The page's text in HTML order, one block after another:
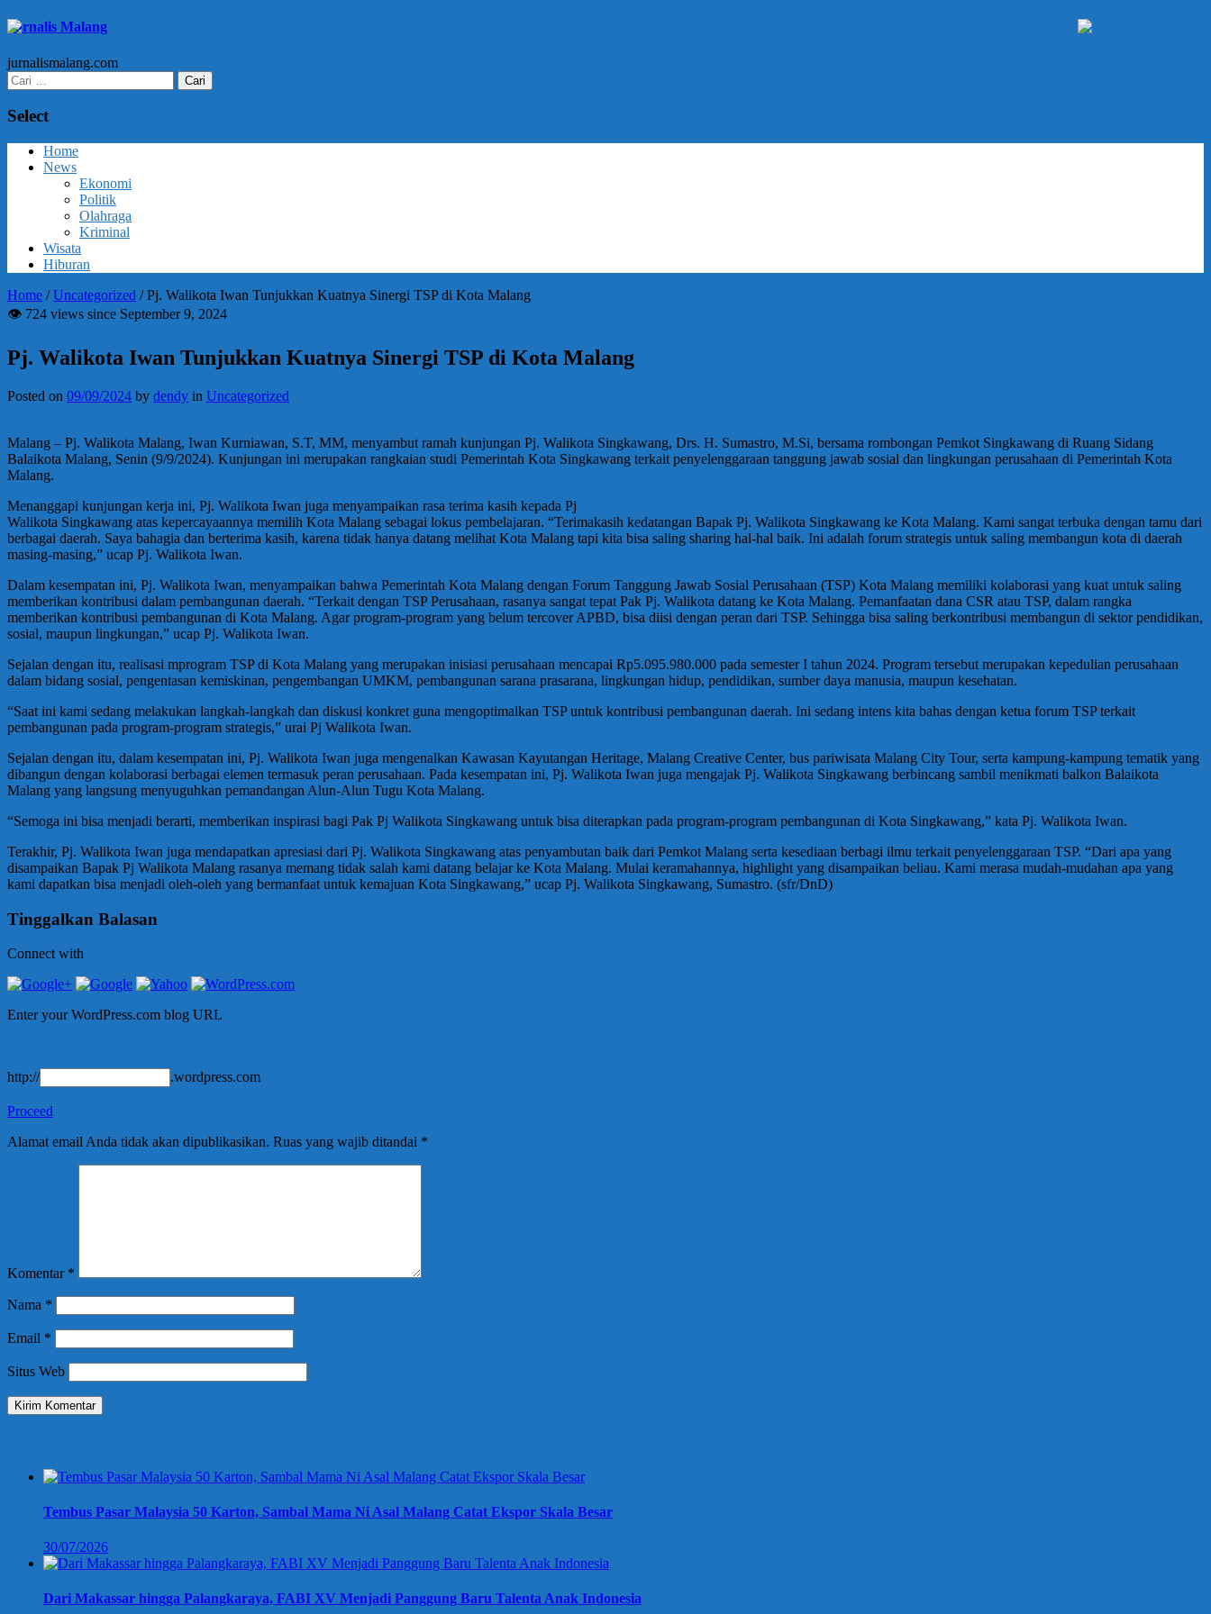
Jurnalis Malang
jurnalismalang.com
Cari
untuk:
Select
Home
News
Ekonomi
Politik
Olahraga
Kriminal
Wisata
Hiburan
Home /Uncategorized /Pj. Walikota Iwan Tunjukkan Kuatnya Sinergi TSP di Kota Malang
👁 724 views since September 9, 2024
Pj. Walikota Iwan Tunjukkan Kuatnya Sinergi TSP di Kota Malang
Posted on 09/09/2024 by dendy in Uncategorized
Malang – Pj. Walikota Malang, Iwan Kurniawan, S.T, MM, menyambut ramah kunjungan Pj. Walikota Singkawang, Drs. H. Sumastro, M.Si, bersama rombongan Pemkot Singkawang di Ruang Sidang
Balaikota Malang, Senin (9/9/2024). Kunjungan ini merupakan rangkaian studi Pemerintah Kota Singkawang terkait penyelenggaraan tanggung jawab sosial dan lingkungan perusahaan di Pemerintah Kota
Malang.
Menanggapi kunjungan kerja ini, Pj. Walikota Iwan juga menyampaikan rasa terima kasih kepada Pj
Walikota Singkawang atas kepercayaannya memilih Kota Malang sebagai lokus pembelajaran. “Terimakasih kedatangan Bapak Pj. Walikota Singkawang ke Kota Malang. Kami sangat terbuka dengan tamu dari
berbagai daerah. Saya bahagia dan berterima kasih, karena tidak hanya datang melihat Kota Malang tapi kita bisa saling sharing hal-hal baik. Ini adalah forum strategis untuk saling membangun kota di daerah
masing-masing,” ucap Pj. Walikota Iwan.
Dalam kesempatan ini, Pj. Walikota Iwan, menyampaikan bahwa Pemerintah Kota Malang dengan Forum Tanggung Jawab Sosial Perusahaan (TSP) Kota Malang memiliki kolaborasi yang kuat untuk saling
memberikan kontribusi dalam pembangunan daerah. “Terkait dengan TSP Perusahaan, rasanya sangat tepat Pak Pj. Walikota datang ke Kota Malang. Pemanfaatan dana CSR atau TSP, dalam rangka
memberikan kontribusi pembangunan di Kota Malang. Agar program-program yang belum tercover APBD, bisa diisi dengan peran dari TSP. Sehingga bisa saling berkontribusi membangun di sektor pendidikan,
sosial, maupun lingkungan,” ucap Pj. Walikota Iwan.
Sejalan dengan itu, realisasi mprogram TSP di Kota Malang yang merupakan inisiasi perusahaan mencapai Rp5.095.980.000 pada semester I tahun 2024. Program tersebut merupakan kepedulian perusahaan
dalam bidang sosial, pengentasan kemiskinan, pengembangan UMKM, pembangunan sarana prasarana, lingkungan hidup, pendidikan, sumber daya manusia, maupun kesehatan.
“Saat ini kami sedang melakukan langkah-langkah dan diskusi konkret guna mengoptimalkan TSP untuk kontribusi pembangunan daerah. Ini sedang intens kita bahas dengan ketua forum TSP terkait
pembangunan pada program-program strategis,” urai Pj Walikota Iwan.
Sejalan dengan itu, dalam kesempatan ini, Pj. Walikota Iwan juga mengenalkan Kawasan Kayutangan Heritage, Malang Creative Center, bus pariwisata Malang City Tour, serta kampung-kampung tematik yang
dibangun dengan kolaborasi berbagai elemen termasuk peran perusahaan. Pada kesempatan ini, Pj. Walikota Iwan juga mengajak Pj. Walikota Singkawang berbincang sambil menikmati balkon Balaikota
Malang yang langsung menyuguhkan pemandangan Alun-Alun Tugu Kota Malang.
“Semoga ini bisa menjadi berarti, memberikan inspirasi bagi Pak Pj Walikota Singkawang untuk bisa diterapkan pada program-program pembangunan di Kota Singkawang,” kata Pj. Walikota Iwan.
Terakhir, Pj. Walikota Iwan juga mendapatkan apresiasi dari Pj. Walikota Singkawang atas penyambutan baik dari Pemkot Malang serta kesediaan berbagi ilmu terkait penyelenggaraan TSP. “Dari apa yang
disampaikan Bapak Pj Walikota Malang rasanya memang tidak salah kami datang belajar ke Kota Malang. Mulai keramahannya, highlight yang disampaikan beliau. Kami merasa mudah-mudahan apa yang
kami dapatkan bisa menjadi oleh-oleh yang bermanfaat untuk kemajuan Kota Singkawang,” ucap Pj. Walikota Singkawang, Sumastro. (sfr/DnD)
Tinggalkan Balasan
Connect with
Enter your WordPress.com blog URL
http:// .wordpress.com
Proceed
Alamat email Anda tidak akan dipublikasikan. Ruas yang wajib ditandai *
Komentar *
Nama *
Email *
Situs Web
Tembus Pasar Malaysia 50 Karton, Sambal Mama Ni Asal Malang Catat Ekspor Skala Besar
30/07/2026
Dari Makassar hingga Palangkaraya, FABI XV Menjadi Panggung Baru Talenta Anak Indonesia